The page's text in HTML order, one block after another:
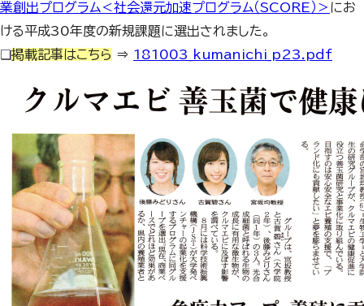
業創出プログラム＜社会還元加速プログラム（SCORE）＞にお
ける平成30年度の新規課題に選出されました。
❏掲載記事はこちら ⇒ 181003_kumanichi_p23.pdf